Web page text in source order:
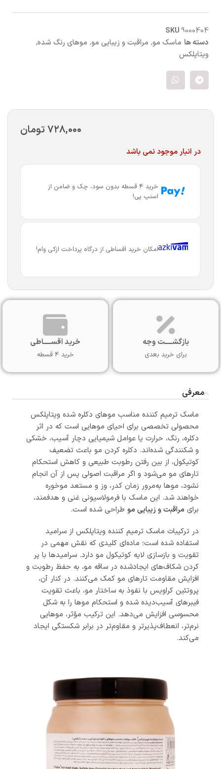
SKU9000404
دسته ها ماسک مو, مراقبت و زیبایی مو, موهای رنگ شده,
ویتاپلکس
۷۲۸,۰۰۰تومان
در انبار موجود نمی باشد
خرید 4 قسطه بدون سود، چک و ضامن از
اسنپ پی!
امکان خرید اقساطی از درگاه پرداخت ازکی وام!
بازگشـــــت وجه
برای خرید بعدی
خرید اقســـــاطی
خرید 4 قسطه
معرفی
ماسک ترمیم کننده مناسب موهای دکلره شده ویتاپلکس
محصولی تخصصی برای احیای موهایی است که در اثر
دکلره، رنگ، حرارت یا عوامل شیمیایی دچار آسیب، خشکی
و شکنندگی شده‌اند. دکلره کردن مو باعث تضعیف
کوتیکول، از بین رفتن رطوبت طبیعی و کاهش استحکام
تارهای مو می‌شود و اگر مراقبت اصولی پس از آن انجام
نشود، موها به‌مرور زمان کدر، وز و مستعد موخوره
خواهند شد. این ماسک با فرمولاسیونی غنی و هدفمند،
برای مراقبت و زیبایی مو طراحی شده است.
در ترکیبات ماسک ترمیم‌ کننده ویتاپلکس از سرامید
استفاده شده است؛ ماده‌ای کلیدی که نقش مهمی در
تقویت و بازسازی لایه کوتیکول مو دارد. سرامیدها با پر
کردن شکاف‌های ایجادشده در ساقه مو، به حفظ رطوبت و
افزایش مقاومت تارهای مو کمک می‌کنند. در کنار آن،
پروتئین کراویس با نفوذ به ساختار مو، باعث تقویت
فیبرهای آسیب‌دیده شده و استحکام موها را به شکل
محسوسی افزایش می‌دهد. این ترکیب مؤثر، موهایی
نرم‌تر، انعطاف‌پذیرتر و مقاوم‌تر در برابر شکستگی ایجاد
می‌کند.